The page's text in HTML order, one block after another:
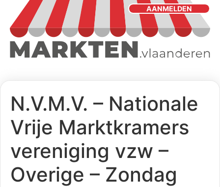
AANMELDEN
N.V.M.V. – Nationale
Vrije Marktkramers
vereniging vzw –
Overige – Zondag